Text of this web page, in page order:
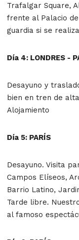
Trafalgar Square,
frente al Palacio
guardia si se
Día 4: LONDRES -
Desayuno y
bien en tren de
Alojamiento
Día 5: PARÍS
Desayuno. Visita
Campos Elíseos,
Barrio Latino,
Tarde libre.
al famoso